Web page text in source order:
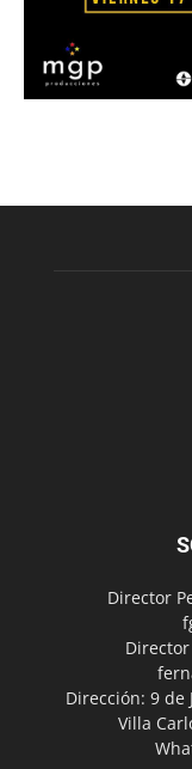
Director
Dirección: 9 de
Villa